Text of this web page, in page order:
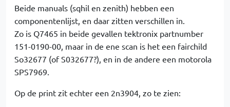
Beide manuals (sqhil en zenith) hebben een
componentenlijst, en daar zitten verschillen in.
Zo is Q7465 in beide gevallen tektronix partnumber
151-0190-00, maar in de ene scan is het een fairchild
So32677 (of S032677?), en in de andere een motorola
SPS7969.
Op de print zit echter een 2n3904, zo te zien: